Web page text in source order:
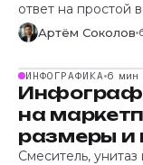
ответ на простой
его салон. Здесь
для
Артём Соколов
ИНФОГРАФИКА 6 мин
на
размеры и
Смеситель,